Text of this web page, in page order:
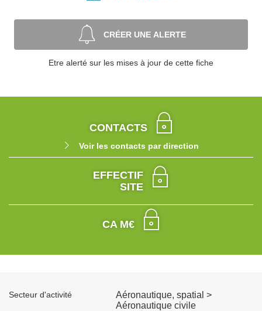
CRÉER UNE ALERTE
Etre alerté sur les mises à jour de cette fiche
CONTACTS
Voir les contacts par direction
EFFECTIF
SITE
CA M€
Secteur d'activité
Aéronautique, spatial >
Aéronautique civile